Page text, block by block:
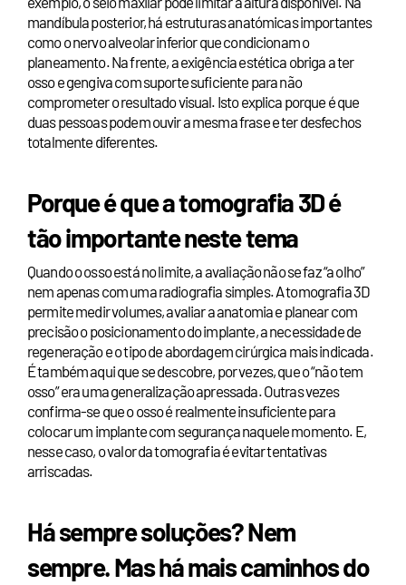
mandíbula posterior, há estruturas anatómicas importantes
como o nervo alveolar inferior que condicionam o
planeamento. Na frente, a exigência estética obriga a ter
osso e gengiva com suporte suficiente para não
comprometer o resultado visual. Isto explica porque é que
duas pessoas podem ouvir a mesma frase e ter desfechos
totalmente diferentes.
Porque é que a tomografia 3D é
tão importante neste tema
Quando o osso está no limite, a avaliação não se faz “a olho”
nem apenas com uma radiografia simples. A tomografia 3D
permite medir volumes, avaliar a anatomia e planear com
precisão o posicionamento do implante, a necessidade de
regeneração e o tipo de abordagem cirúrgica mais indicada.
É também aqui que se descobre, por vezes, que o “não tem
osso” era uma generalização apressada. Outras vezes
confirma-se que o osso é realmente insuficiente para
colocar um implante com segurança naquele momento. E,
nesse caso, o valor da tomografia é evitar tentativas
arriscadas.
Há sempre soluções? Nem
sempre. Mas há mais caminhos do